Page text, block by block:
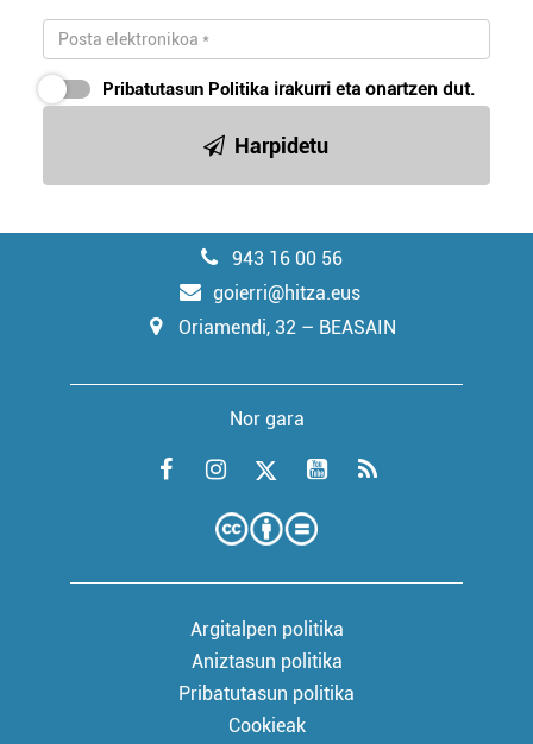
Pribatutasun Politika irakurri eta onartzen dut.
Harpidetu
943 16 00 56
goierri@hitza.eus
Oriamendi, 32 – BEASAIN
Nor gara
Argitalpen politika
Aniztasun politika
Pribatutasun politika
Cookieak